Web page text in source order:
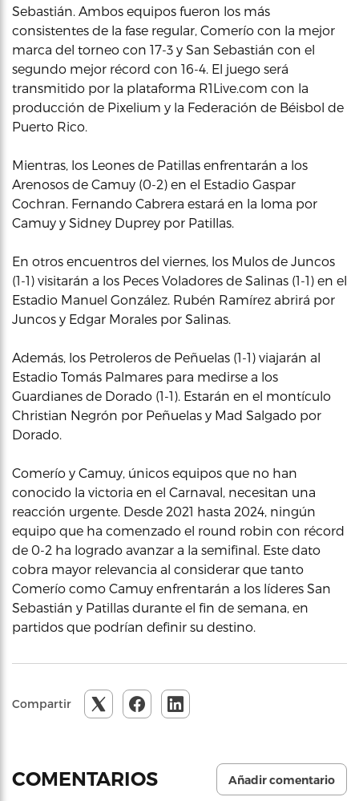
Sebastián. Ambos equipos fueron los más
consistentes de la fase regular, Comerío con la mejor
marca del torneo con 17-3 y San Sebastián con el
segundo mejor récord con 16-4. El juego será
transmitido por la plataforma R1Live.com con la
producción de Pixelium y la Federación de Béisbol de
Puerto Rico.
Mientras, los Leones de Patillas enfrentarán a los
Arenosos de Camuy (0-2) en el Estadio Gaspar
Cochran. Fernando Cabrera estará en la loma por
Camuy y Sidney Duprey por Patillas.
En otros encuentros del viernes, los Mulos de Juncos
(1-1) visitarán a los Peces Voladores de Salinas (1-1) en el
Estadio Manuel González. Rubén Ramírez abrirá por
Juncos y Edgar Morales por Salinas.
Además, los Petroleros de Peñuelas (1-1) viajarán al
Estadio Tomás Palmares para medirse a los
Guardianes de Dorado (1-1). Estarán en el montículo
Christian Negrón por Peñuelas y Mad Salgado por
Dorado.
Comerío y Camuy, únicos equipos que no han
conocido la victoria en el Carnaval, necesitan una
reacción urgente. Desde 2021 hasta 2024, ningún
equipo que ha comenzado el round robin con récord
de 0-2 ha logrado avanzar a la semifinal. Este dato
cobra mayor relevancia al considerar que tanto
Comerío como Camuy enfrentarán a los líderes San
Sebastián y Patillas durante el fin de semana, en
partidos que podrían definir su destino.
Compartir
COMENTARIOS Añadir comentario